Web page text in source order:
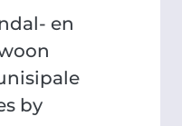
en
by